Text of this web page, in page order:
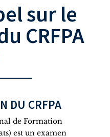
sur le
CRFPA
DU CRFPA
de Formation
est un examen